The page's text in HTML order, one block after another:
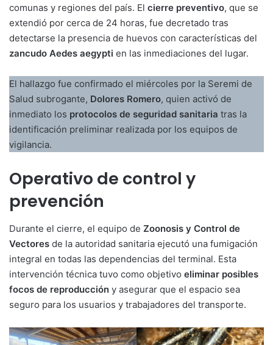
comunas y regiones del país. El cierre preventivo, que se
extendió por cerca de 24 horas, fue decretado tras
detectarse la presencia de huevos con características del
zancudo Aedes aegypti en las inmediaciones del lugar.
El hallazgo fue confirmado el miércoles por la Seremi de
Salud subrogante, Dolores Romero, quien activó de
inmediato los protocolos de seguridad sanitaria tras la
identificación preliminar realizada por los equipos de
vigilancia.
Operativo de control y
prevención
Durante el cierre, el equipo de Zoonosis y Control de
Vectores de la autoridad sanitaria ejecutó una fumigación
integral en todas las dependencias del terminal. Esta
intervención técnica tuvo como objetivo eliminar posibles
focos de reproducción y asegurar que el espacio sea
seguro para los usuarios y trabajadores del transporte.